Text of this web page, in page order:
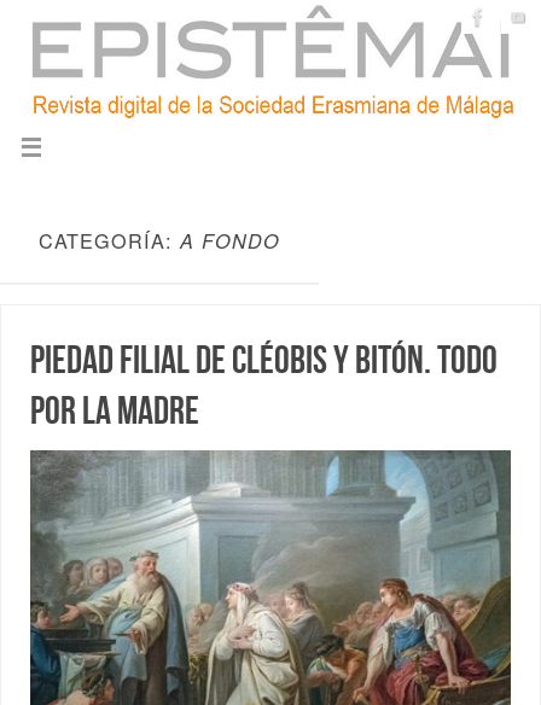
CATEGORÍA:A FONDO
Piedad filial de Cléobis y Bitón. Todo
por la madre